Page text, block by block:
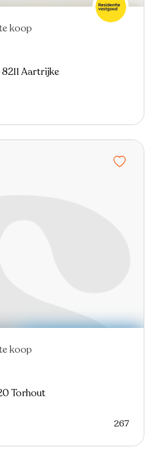
koop
Aartrijke
koop
Torhout
267